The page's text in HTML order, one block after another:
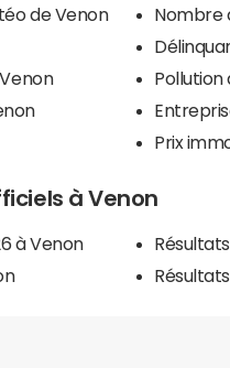
de Venon
Nombre
Pollution
Prix
à Venon
à Venon